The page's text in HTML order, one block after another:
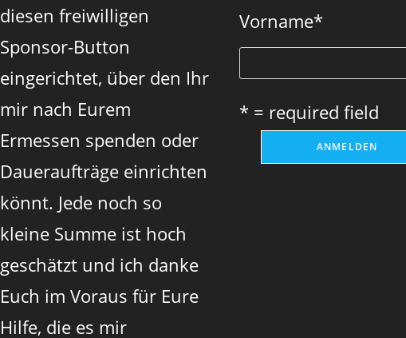
diesen freiwilligen
Sponsor-Button
eingerichtet, über den Ihr
mir nach Eurem
Ermessen spenden oder
Daueraufträge einrichten
könnt. Jede noch so
kleine Summe ist hoch
geschätzt und ich danke
Euch im Voraus für Eure
Hilfe, die es mir
Vorname*
* = required field